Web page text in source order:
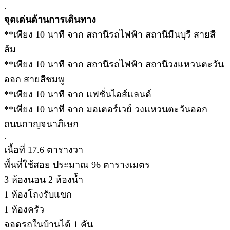
.
จุดเด่นด้านการเดินทาง
**เพียง 10 นาที จาก สถานีรถไฟฟ้า สถานีมีนบุรี สายสี
ส้ม
**เพียง 10 นาที จาก สถานีรถไฟฟ้า สถานีวงแหวนตะวัน
ออก สายสีชมพู
**เพียง 10 นาที จาก แฟชั่นไอส์แลนด์
**เพียง 10 นาที จาก มอเตอร์เวย์ วงแหวนตะวันออก
ถนนกาญจนาภิเษก
.
เนื้อที่ 17.6 ตารางวา
พื้นที่ใช้สอย ประมาณ 96 ตารางเมตร
3 ห้องนอน 2 ห้องน้ำ
1 ห้องโถงรับแขก
1 ห้องครัว
จอดรถในบ้านได้ 1 คัน